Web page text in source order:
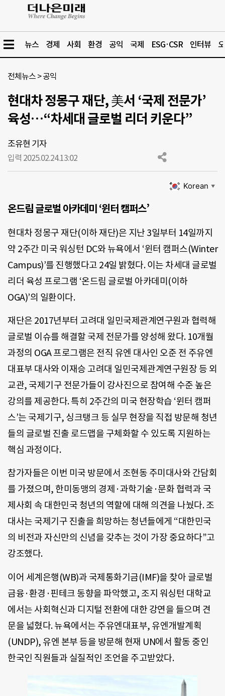
뉴스 경제 사회 환경 공익 국제 ESG·CSR 인터뷰
전체뉴스 >공익
현대차 정몽구 재단, 美서 ‘국제 전문가’
육성…“차세대 글로벌 리더 키운다”
조유현 기자
입력 2025.02.24.13:02
Korean ▼
온드림 글로벌 아카데미 ‘윈터 캠퍼스’
현대차 정몽구 재단(이하 재단)은 지난 3일부터 14일까지
약 2주간 미국 워싱턴 DC와 뉴욕에서 ‘윈터 캠퍼스(Winter
Campus)’를 진행했다고 24일 밝혔다. 이는 차세대 글로벌
리더 육성 프로그램 ‘온드림 글로벌 아카데미(이하
OGA)’의 일환이다.
재단은 2017년부터 고려대 일민국제관계연구원과 협력해
글로벌 이슈를 해결할 국제 전문가를 양성해 왔다. 10개월
과정의 OGA 프로그램은 전직 유엔 대사인 오준 전 주유엔
대표부 대사와 이재승 고려대 일민국제관계연구원장 등 외
교관, 국제기구 전문가들이 강사진으로 참여해 수준 높은
강의를 제공한다. 특히 2주간의 미국 현장학습 ‘윈터 캠퍼
스’는 국제기구, 싱크탱크 등 실무 현장을 직접 방문해 청년
들의 글로벌 진출 로드맵을 구체화할 수 있도록 지원하는
핵심 과정이다.
참가자들은 이번 미국 방문에서 조현동 주미대사와 간담회
를 가졌으며, 한미동맹의 경제·과학기술·문화 협력과 국
제사회 속 대한민국 청년의 역할에 대해 의견을 나눴다. 조
대사는 국제기구 진출을 희망하는 청년들에게 “대한민국
의 비전과 자신만의 신념을 갖추는 것이 가장 중요하다”고
강조했다.
이어 세계은행(WB)과 국제통화기금(IMF)을 찾아 글로벌
금융·환경·핀테크 동향을 파악했고, 조지 워싱턴 대학교
에서는 사회혁신과 디지털 전환에 대한 강연을 들으며 견
문을 넓혔다. 뉴욕에서는 주유엔대표부, 유엔개발계획
(UNDP), 유엔 본부 등을 방문해 현재 UN에서 활동 중인
한국인 직원들과 실질적인 조언을 주고받았다.